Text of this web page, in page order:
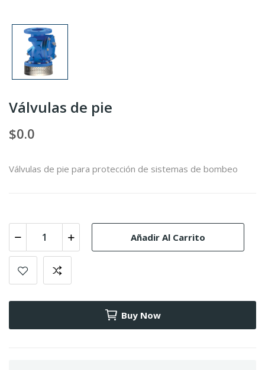
Válvulas de pie
$0.0
Válvulas de pie para protección de sistemas de bombeo
Añadir Al Carrito
Buy Now